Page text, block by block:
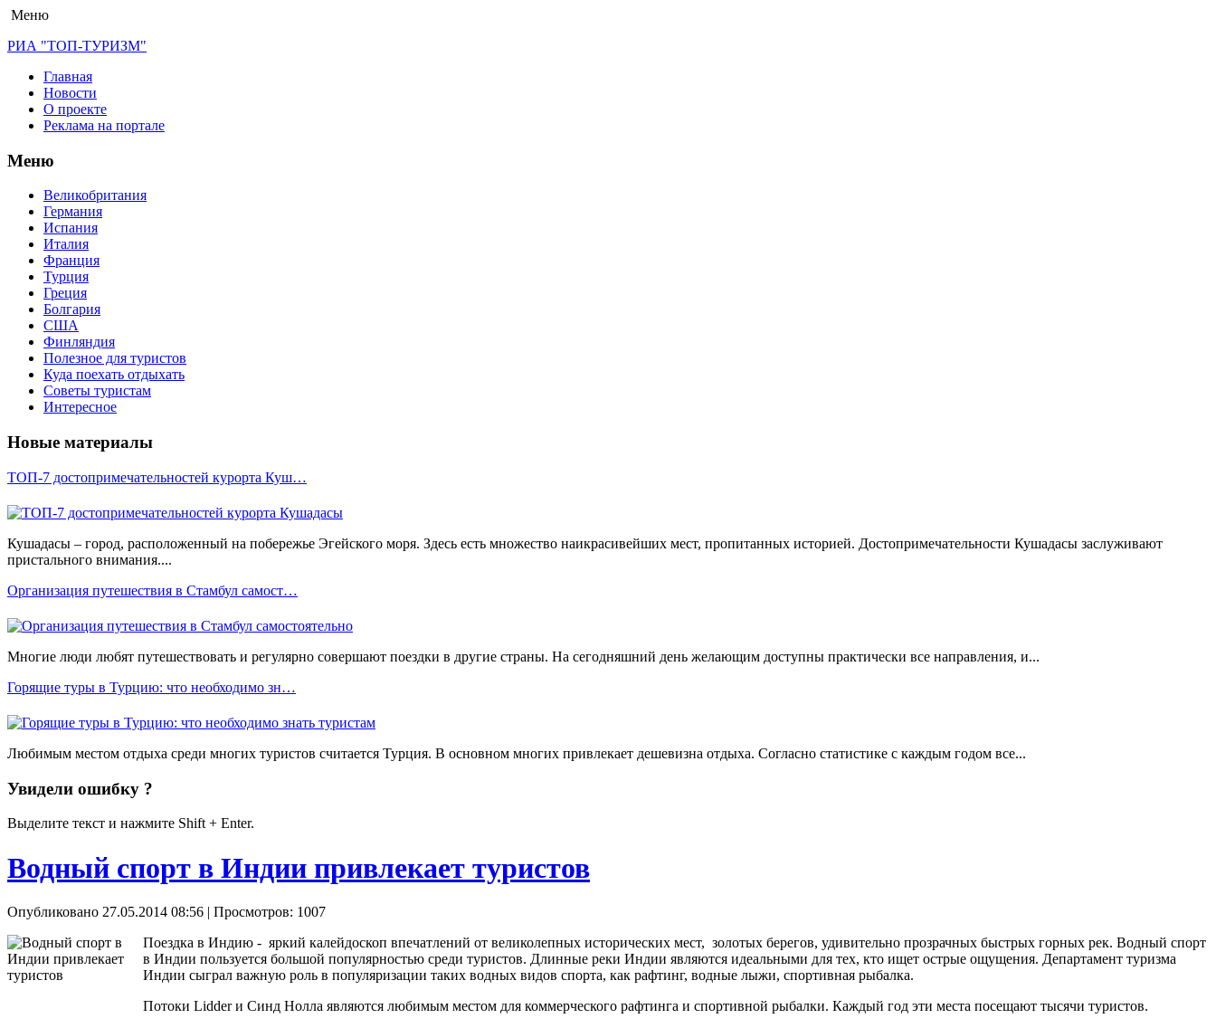
Меню
РИА "ТОП-ТУРИЗМ"
Главная
Новости
О проекте
Реклама на портале
Меню
Великобритания
Германия
Испания
Италия
Франция
Турция
Греция
Болгария
США
Финляндия
Полезное для туристов
Куда поехать отдыхать
Советы туристам
Интересное
Новые материалы
ТОП-7 достопримечательностей курорта Куш…
Кушадасы – город, расположенный на побережье Эгейского моря. Здесь есть множество наикрасивейших мест, пропитанных историей. Достопримечательности Кушадасы заслуживают
пристального внимания....
Организация путешествия в Стамбул самост…
Многие люди любят путешествовать и регулярно совершают поездки в другие страны. На сегодняшний день желающим доступны практически все направления, и...
Горящие туры в Турцию: что необходимо зн…
Любимым местом отдыха среди многих туристов считается Турция. В основном многих привлекает дешевизна отдыха. Согласно статистике с каждым годом все...
Увидели ошибку ?
Выделите текст и нажмите Shift + Enter.
Водный спорт в Индии привлекает туристов
Опубликовано 27.05.2014 08:56 | Просмотров: 1007
Поездка в Индию - яркий калейдоскоп впечатлений от великолепных исторических мест, золотых берегов, удивительно прозрачных быстрых горных рек. Водный спорт
в Индии пользуется большой популярностью среди туристов. Длинные реки Индии являются идеальными для тех, кто ищет острые ощущения. Департамент туризма
Индии сыграл важную роль в популяризации таких водных видов спорта, как рафтинг, водные лыжи, спортивная рыбалка.
Потоки Lidder и Синд Нолла являются любимым местом для коммерческого рафтинга и спортивной рыбалки. Каждый год эти места посещают тысячи туристов.